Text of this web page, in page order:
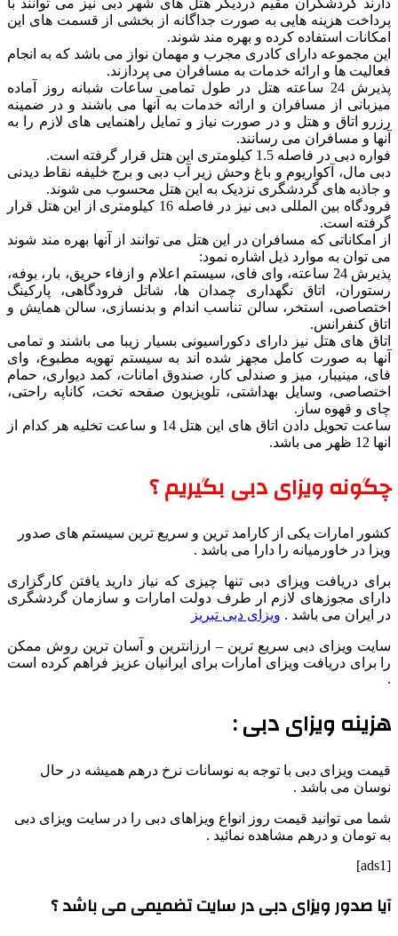
پرداخت هزینه هایی به صورت جداگانه از بخشی از قسمت های این
امکانات استفاده کرده و بهره مند شوند.
این مجموعه دارای کادری مجرب و مهمان نواز می باشد که به انجام
فعالیت ها و ارائه خدمات به مسافران می پردازند.
پذیرش 24 ساعته هتل در طول تمامی ساعات شبانه روز آماده
میزبانی از مسافران و ارائه خدمات به آنها می باشند و در ضمینه
رزرو اتاق و هتل و در صورت نیاز و تمایل راهنمایی های لازم را به
آنها و مسافران می رسانند.
فواره دبی در فاصله 1.5 کیلومتری این هتل قرار گرفته است.
دبی مال، آکواریوم و باغ وحش زیر آب دبی و برج خلیفه نقاط دیدنی
و جاذبه های گردشگری نزدیک به این هتل محسوب می شوند.
فرودگاه بین المللی دبی نیز در فاصله 16 کیلومتری از این هتل قرار
گرفته است.
از امکاناتی که مسافران در این هتل می توانند از آنها بهره مند شوند
می توان به موارد ذیل اشاره نمود:
پذیرش 24 ساعته، وای فای، سیستم اعلام و ازفاء حریق، بار، بوفه،
رستوران، اتاق نگهداری چمدان ها، شاتل فرودگاهی، پارکینگ
اختصاصی، استخر، سالن تناسب اندام و بدنسازی، سالن همایش و
اتاق کنفرانس.
اتاق های هتل نیز دارای دکوراسیونی بسیار زیبا می باشند و تمامی
آنها به صورت کامل مجهز شده اند به سیستم تهویه مطبوع، وای
فای، مینیبار، میز و صندلی کار، صندوق امانات، کمد دیواری، حمام
اختصاصی، وسایل بهداشتی، تلویزیون صفحه تخت، کاناپه راحتی،
چای و قهوه ساز.
ساعت تحویل دادن اتاق های این هتل 14 و ساعت تخلیه هر کدام از
انها 12 ظهر می باشد.
چگونه ویزای دبی بگیریم ؟
کشور امارات یکی از کارامد ترین و سریع ترین سیستم های صدور
ویزا در خاورمیانه را دارا می باشد .
برای دریافت ویزای دبی تنها چیزی که نیاز دارید یافتن کارگزاری
دارای مجوزهای لازم ار طرف دولت امارات و سازمان گردشگری
در ایران می باشد . ویزای دبی تبریز
سایت ویزای دبی سریع ترین – ارزانترین و آسان ترین روش ممکن
را برای دریافت ویزای امارات برای ایرانیان عزیز فراهم کرده است
.
هزینه ویزای دبی :
قیمت ویزای دبی با توجه به نوسانات نرخ درهم همیشه در حال
نوسان می باشد .
شما می توانید قیمت روز انواع ویزاهای دبی را در سایت ویزای دبی
به تومان و درهم مشاهده نمائید .
[ads1]
آیا صدور ویزای دبی در سایت تضمیمی می باشد ؟